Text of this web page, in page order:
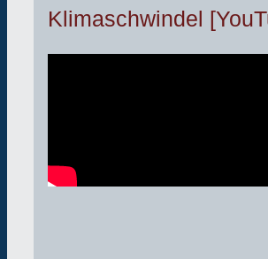
Klimaschwindel